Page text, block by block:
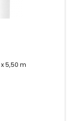
5,50 m